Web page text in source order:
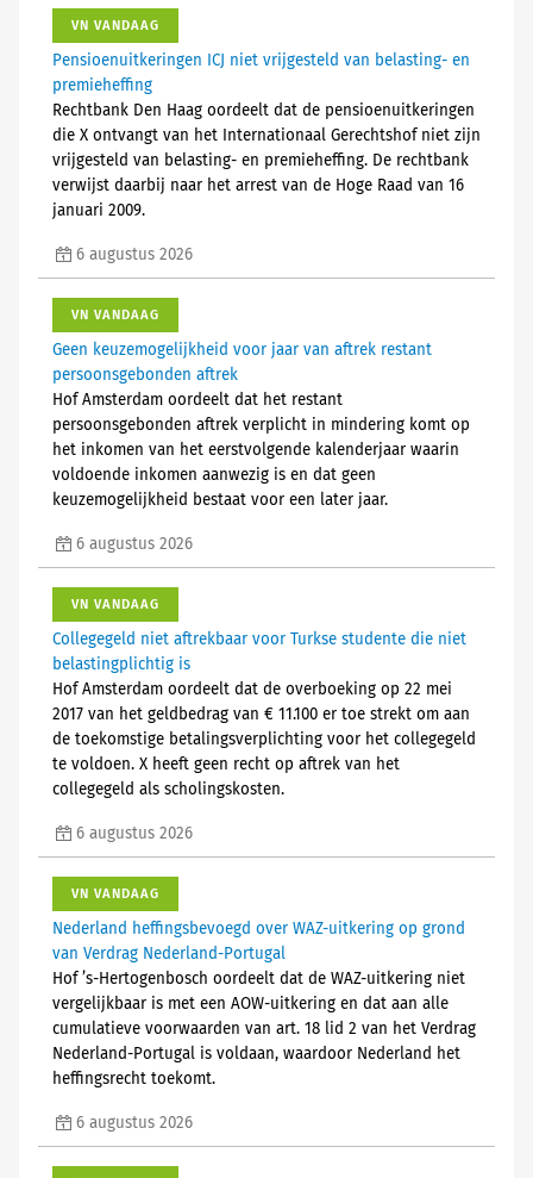
VN VANDAAG
Pensioenuitkeringen ICJ niet vrijgesteld van belasting- en
premieheffing
Rechtbank Den Haag oordeelt dat de pensioenuitkeringen
die X ontvangt van het Internationaal Gerechtshof niet zijn
vrijgesteld van belasting- en premieheffing. De rechtbank
verwijst daarbij naar het arrest van de Hoge Raad van 16
januari 2009.
6 augustus 2026
VN VANDAAG
Geen keuzemogelijkheid voor jaar van aftrek restant
persoonsgebonden aftrek
Hof Amsterdam oordeelt dat het restant
persoonsgebonden aftrek verplicht in mindering komt op
het inkomen van het eerstvolgende kalenderjaar waarin
voldoende inkomen aanwezig is en dat geen
keuzemogelijkheid bestaat voor een later jaar.
6 augustus 2026
VN VANDAAG
Collegegeld niet aftrekbaar voor Turkse studente die niet
belastingplichtig is
Hof Amsterdam oordeelt dat de overboeking op 22 mei
2017 van het geldbedrag van € 11.100 er toe strekt om aan
de toekomstige betalingsverplichting voor het collegegeld
te voldoen. X heeft geen recht op aftrek van het
collegegeld als scholingskosten.
6 augustus 2026
VN VANDAAG
Nederland heffingsbevoegd over WAZ-uitkering op grond
van Verdrag Nederland-Portugal
Hof ’s-Hertogenbosch oordeelt dat de WAZ-uitkering niet
vergelijkbaar is met een AOW-uitkering en dat aan alle
cumulatieve voorwaarden van art. 18 lid 2 van het Verdrag
Nederland-Portugal is voldaan, waardoor Nederland het
heffingsrecht toekomt.
6 augustus 2026